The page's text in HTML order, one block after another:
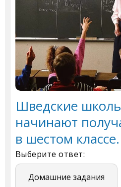
Шведские
начинают
в шестом классе.
Выберите ответ:
Домашние задания